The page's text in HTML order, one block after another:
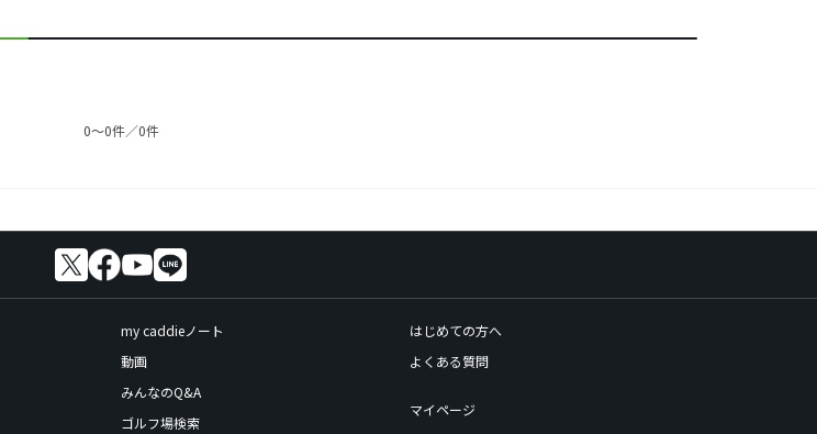
0〜0件／0件
my caddieノート
動画
みんなのQ&A
ゴルフ場検索
はじめての方へ
よくある質問
マイページ